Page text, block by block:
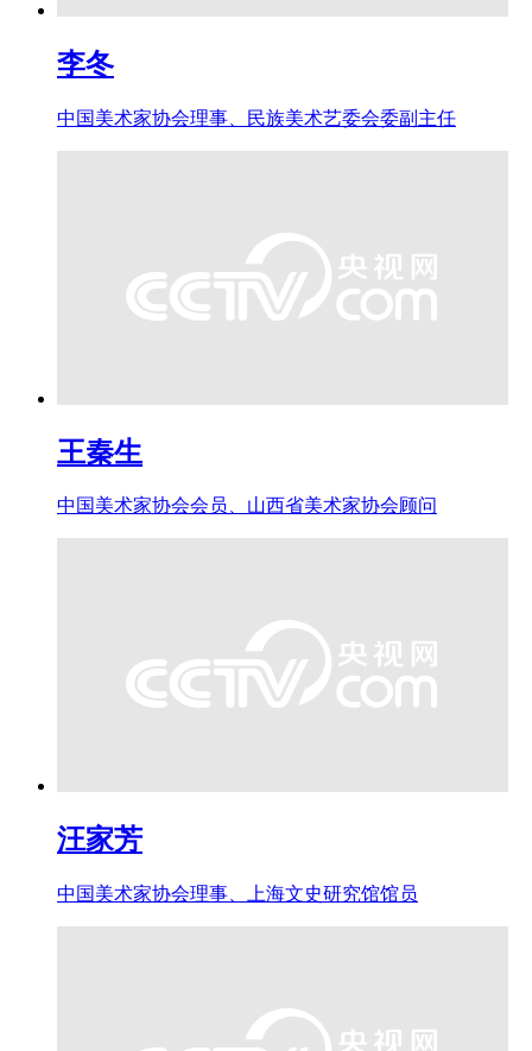
李冬
中国美术家协会理事、民族美术艺委会委副主任
王秦生
中国美术家协会会员、山西省美术家协会顾问
汪家芳
中国美术家协会理事、上海文史研究馆馆员